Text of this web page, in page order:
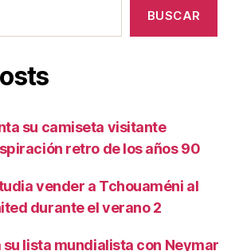
BUSCAR
su camiseta visitante
retro de los años 90
vender a Tchouaméni al
durante el verano 2
lista mundialista con Neymar